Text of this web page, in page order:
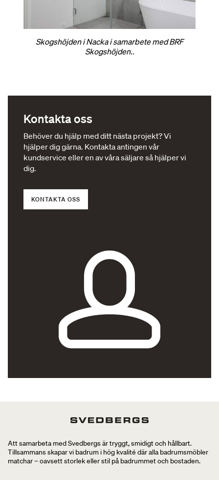
Skogshöjden i Nacka i samarbete med BRF
Skogshöjden..
Kontakta oss
Behöver du hjälp med ditt nästa projekt? Vi
hjälper dig gärna. Kontakta antingen vår
kundservice eller en av våra säljare så hjälper vi
dig.
KONTAKTA OSS
Att samarbeta med Svedbergs är tryggt, smidigt och hållbart.
Tillsammans skapar vi badrum i hög kvalité där alla badrumsmöbler
matchar – oavsett storlek eller stil på badrummet och bostaden.